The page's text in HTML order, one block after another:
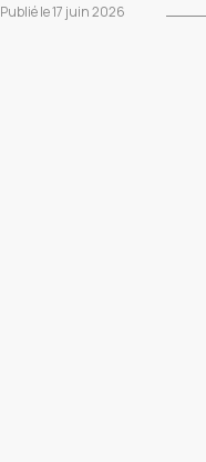
Publié le 17 juin 2026